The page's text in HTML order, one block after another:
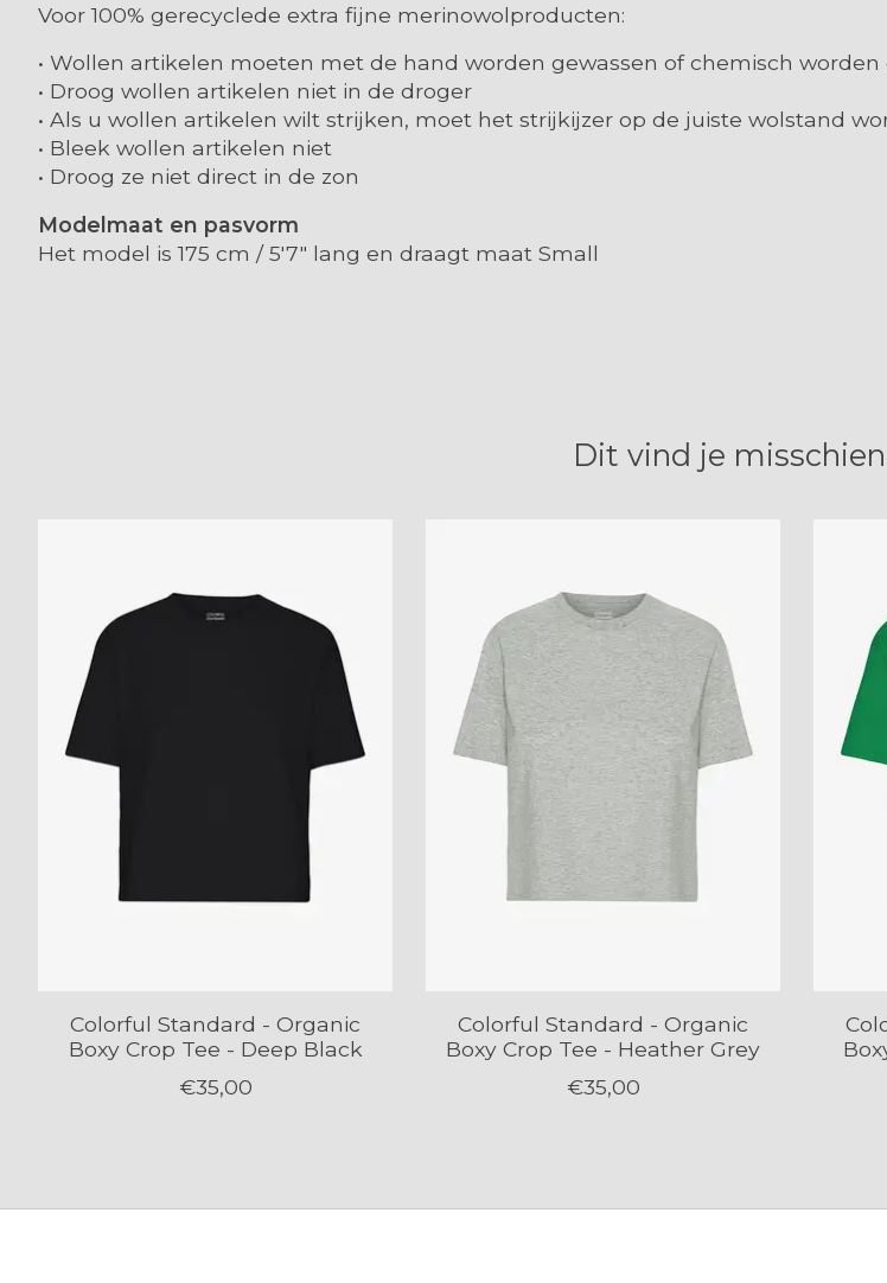
Voor 100% gerecyclede extra fijne merinowolproducten:
• Wollen artikelen moeten met de hand worden gewassen of chemisch worden
• Droog wollen artikelen niet in de droger
• Als u wollen artikelen wilt strijken, moet het strijkijzer op de juiste wolstand
• Bleek wollen artikelen niet
• Droog ze niet direct in de zon
Modelmaat en pasvorm
Het model is 175 cm / 5′7″ lang en draagt ​​maat Small
Dit vind je
Colorful Standard - Organic
Boxy Crop Tee - Deep Black
€35,00
Colorful Standard - Organic
Boxy Crop Tee - Heather Grey
€35,00